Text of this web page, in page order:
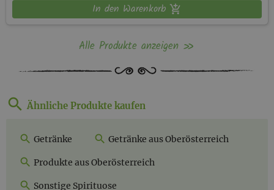
In den Warenkorb
Alle Produkte anzeigen
Ähnliche Produkte kaufen
Getränke Getränke aus Oberösterreich
Produkte aus Oberösterreich
Sonstige Spirituose